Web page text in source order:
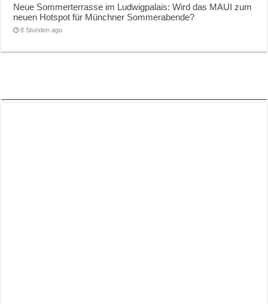
Neue Sommerterrasse im Ludwigpalais: Wird das MAUI zum
neuen Hotspot für Münchner Sommerabende?
8 Stunden ago